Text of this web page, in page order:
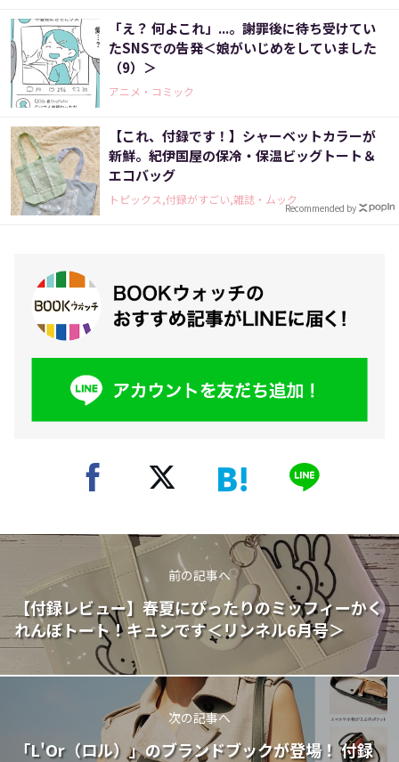
「え？ 何よこれ」...。謝罪後に待ち受けてい
たSNSでの告発＜娘がいじめをしていました
（9）＞
アニメ・コミック
【これ、付録です！】シャーベットカラーが
新鮮。紀伊国屋の保冷・保温ビッグトート＆
エコバッグ
トピックス,付録がすごい,雑誌・ムック
Recommended by
前の記事へ
【付録レビュー】春夏にぴったりのミッフィーかく
れんぼトート！キュンです＜リンネル6月号＞
次の記事へ
「L'Or（ロル）」のブランドブックが登場！ 付録